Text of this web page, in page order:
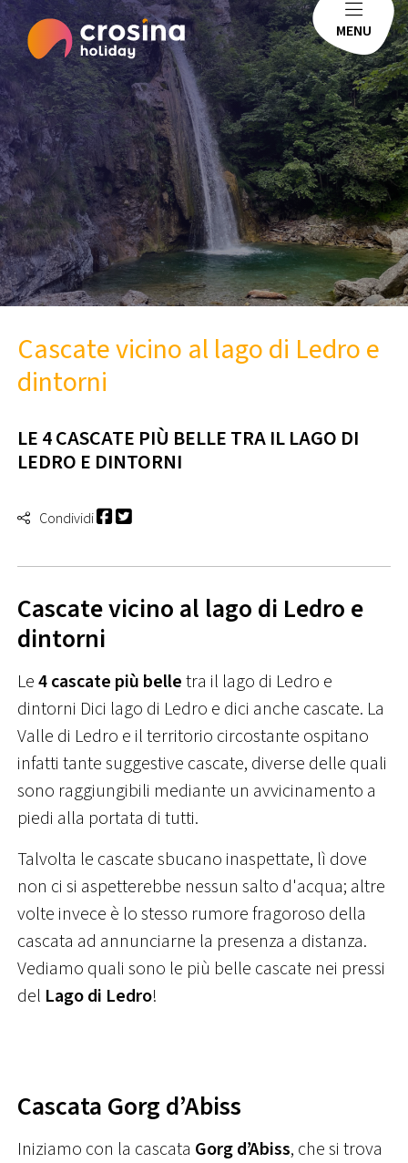
MENU
Cascate vicino al lago di Ledro e
dintorni
LE 4 CASCATE PIÙ BELLE TRA IL LAGO DI
LEDRO E DINTORNI
Condividi
Cascate vicino al lago di Ledro e
dintorni
Le4 cascate più belletra il lago di Ledro e
dintorni Dici lago di Ledro e dici anche cascate. La
Valle di Ledro e il territorio circostante ospitano
infatti tante suggestive cascate, diverse delle quali
sono raggiungibili mediante un avvicinamento a
piedi alla portata di tutti.
Talvolta le cascate sbucano inaspettate, lì dove
non ci si aspetterebbe nessun salto d'acqua; altre
volte invece è lo stesso rumore fragoroso della
cascata ad annunciarne la presenza a distanza.
Vediamo quali sono le più belle cascate nei pressi
del Lago di Ledro!
Cascata Gorg d’Abiss
Iniziamo con la cascata Gorg d’Abiss, che si trova